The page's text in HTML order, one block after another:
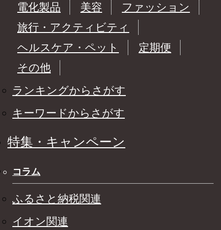
電化製品
美容
ファッション
旅行・アクティビティ
ヘルスケア・ペット
定期便
その他
ランキングからさがす
キーワードからさがす
特集・キャンペーン
コラム
ふるさと納税関連
イオン関連